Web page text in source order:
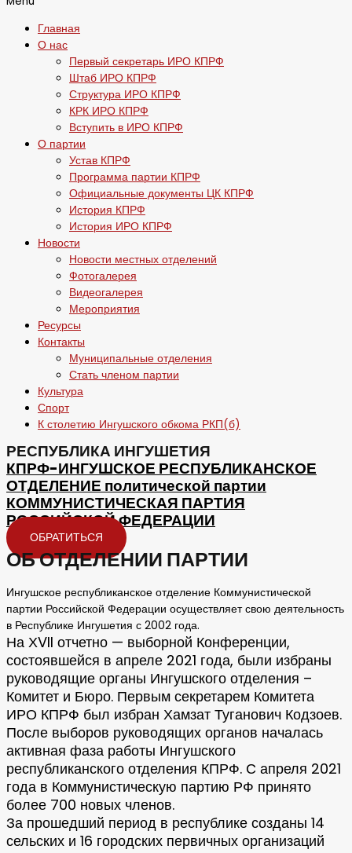
Главная
О нас
Первый секретарь ИРО КПРФ
Штаб ИРО КПРФ
Структура ИРО КПРФ
КРК ИРО КПРФ
Вступить в ИРО КПРФ
О партии
Устав КПРФ
Программа партии КПРФ
Официальные документы ЦК КПРФ
История КПРФ
История ИРО КПРФ
Новости
Новости местных отделений
Фотогалерея
Видеогалерея
Мероприятия
Ресурсы
Контакты
Муниципальные отделения
Стать членом партии
Культура
Спорт
К столетию Ингушского обкома РКП(б)
РЕСПУБЛИКА ИНГУШЕТИЯ
КПРФ-ИНГУШСКОЕ РЕСПУБЛИКАНСКОЕ
ОТДЕЛЕНИЕ политической партии
КОММУНИСТИЧЕСКАЯ ПАРТИЯ
РОССИЙСКОЙ ФЕДЕРАЦИИ
ОБРАТИТЬСЯ
ОБ ОТДЕЛЕНИИ ПАРТИИ
Ингушское республиканское отделение Коммунистической
партии Российской Федерации осуществляет свою деятельность
в Республике Ингушетия с 2002 года.
На ХVII отчетно — выборной Конференции,
состоявшейся в апреле 2021 года, были избраны
руководящие органы Ингушского отделения –
Комитет и Бюро. Первым секретарем Комитета
ИРО КПРФ был избран Хамзат Туганович Кодзоев.
После выборов руководящих органов началась
активная фаза работы Ингушского
республиканского отделения КПРФ. С апреля 2021
года в Коммунистическую партию РФ принято
более 700 новых членов.
За прошедший период в республике созданы 14
сельских и 16 городских первичных организаций